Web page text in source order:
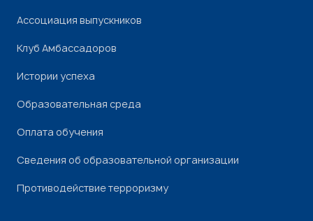
Ассоциация выпускников
Клуб Амбассадоров
Истории успеха
Образовательная среда
Оплата обучения
Сведения об образовательной организации
Противодействие терроризму